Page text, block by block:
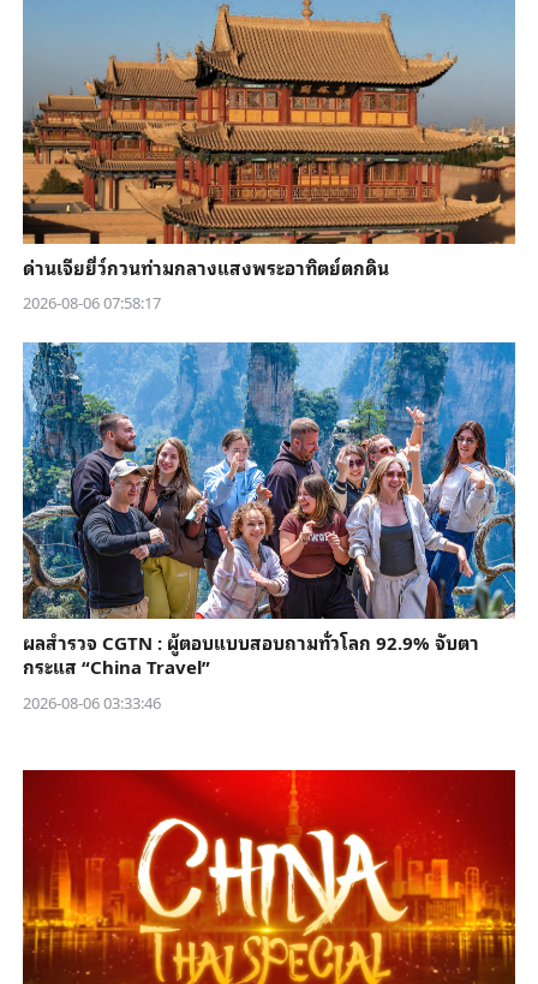
ด่านเจียยี่ว์กวนท่ามกลางแสงพระอาทิตย์ตกดิน
2026-08-06 07:58:17
ผลสำรวจ CGTN : ผู้ตอบแบบสอบถามทั่วโลก 92.9% จับตา
กระแส “China Travel”
2026-08-06 03:33:46